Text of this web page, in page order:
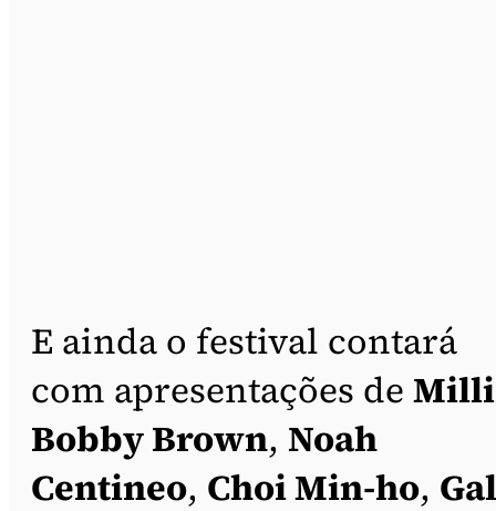
E ainda o festival contará
com apresentações de
Bobby Brown, Noah
Centineo, Choi Min-ho, Gal